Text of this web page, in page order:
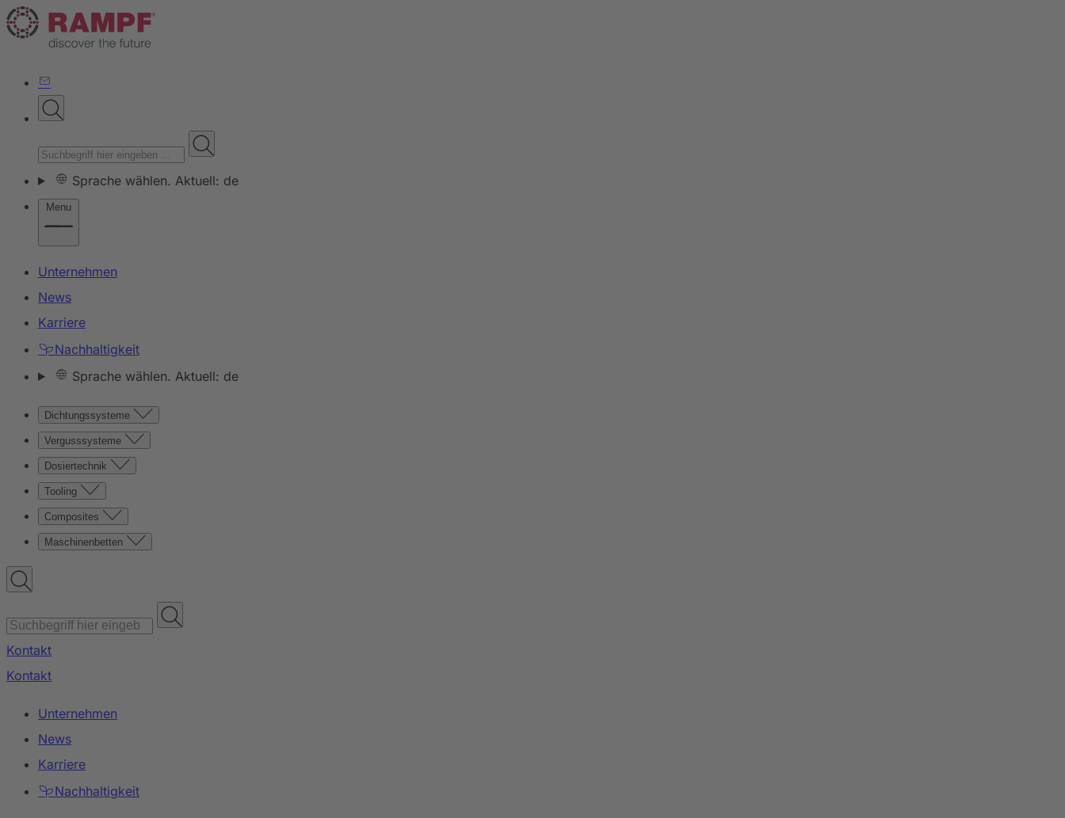
Sprache wählen. Aktuell: de
Menu
Unternehmen
News
Karriere
Nachhaltigkeit
Sprache wählen. Aktuell: de
Dichtungssysteme
Vergusssysteme
Dosiertechnik
Tooling
Composites
Maschinenbetten
Kontakt
Kontakt
Unternehmen
News
Karriere
Nachhaltigkeit